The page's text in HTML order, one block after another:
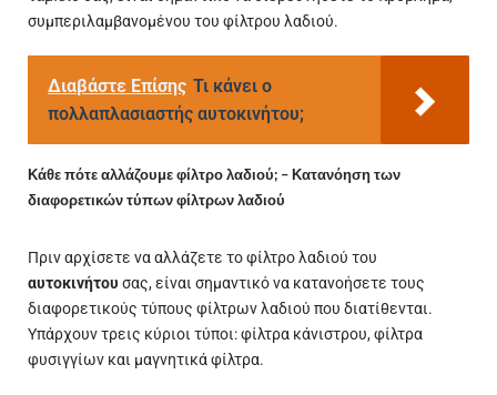
συμπεριλαμβανομένου του φίλτρου λαδιού.
Διαβάστε Επίσης Τι κάνει ο
πολλαπλασιαστής αυτοκινήτου;
Κάθε πότε αλλάζουμε φίλτρο λαδιού; – Κατανόηση των
διαφορετικών τύπων φίλτρων λαδιού
Πριν αρχίσετε να αλλάζετε το φίλτρο λαδιού του
αυτοκινήτου σας, είναι σημαντικό να κατανοήσετε τους
διαφορετικούς τύπους φίλτρων λαδιού που διατίθενται.
Υπάρχουν τρεις κύριοι τύποι: φίλτρα κάνιστρου, φίλτρα
φυσιγγίων και μαγνητικά φίλτρα.